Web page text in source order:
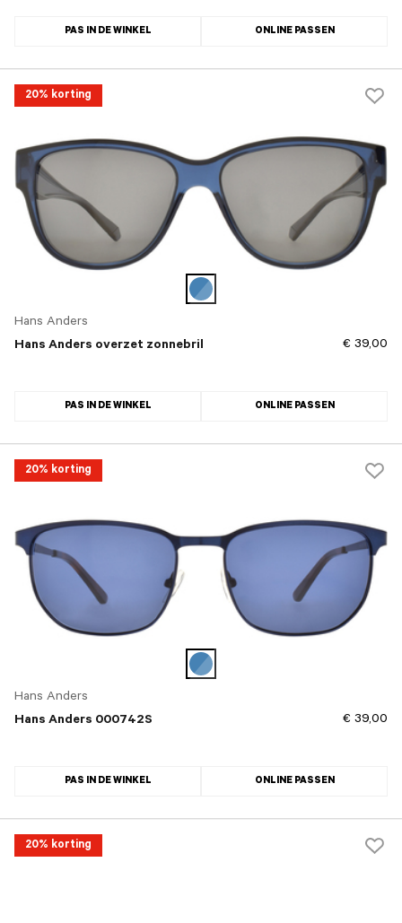
PAS IN DE WINKEL ONLINE PASSEN
20% korting
Hans Anders
Hans Anders overzet zonnebril
€ 39,00
PAS IN DE WINKEL ONLINE PASSEN
20% korting
Hans Anders
Hans Anders 000742S
€ 39,00
PAS IN DE WINKEL ONLINE PASSEN
20% korting